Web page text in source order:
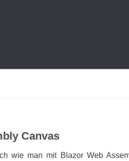
Canvas
wie man mit Blazor Web